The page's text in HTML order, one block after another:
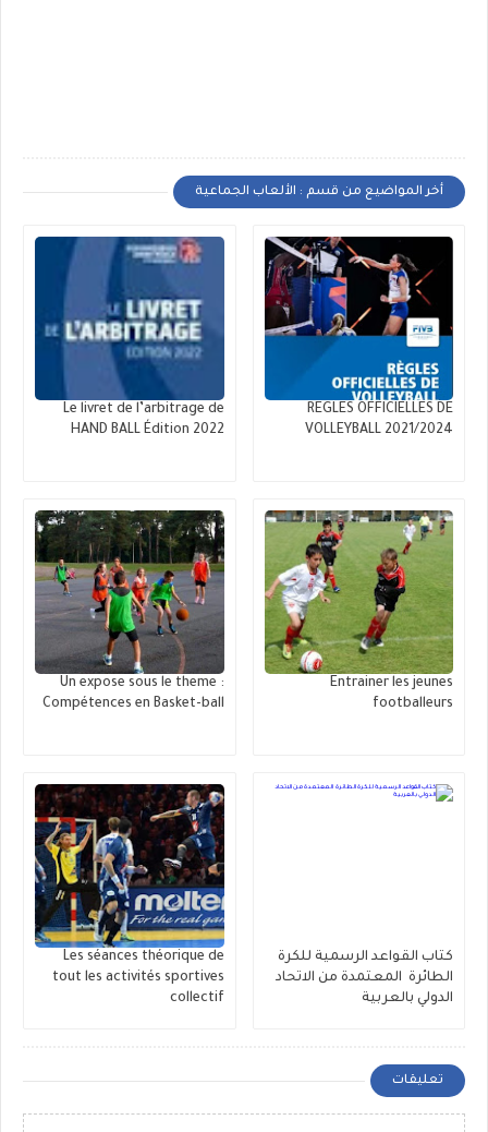
أخر المواضيع من قسم : الألعاب الجماعية
REGLES OFFICIELLES DE
VOLLEYBALL 2021/2024
Le livret de l’arbitrage de
HAND BALL Édition 2022
Entrainer les jeunes
footballeurs
Un expose sous le theme :
Compétences en Basket-ball
كتاب القواعد الرسمية للكرة
الطائرة المعتمدة من الاتحاد
الدولي بالعربية
Les séances théorique de
tout les activités sportives
collectif
تعليقات